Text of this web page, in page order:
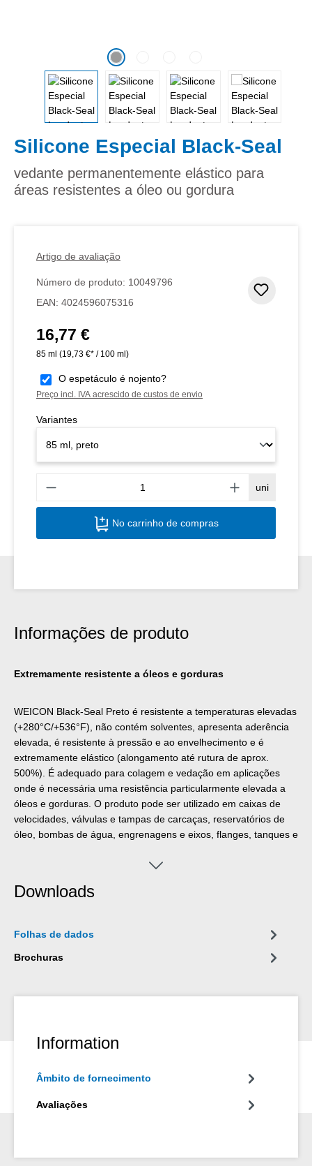
Silicone Especial Black-Seal
vedante permanentemente elástico para
áreas resistentes a óleo ou gordura
Artigo de avaliação
Número de produto: 10049796
EAN: 4024596075316
Preço normal:
16,77 €
85 ml (19,73 €* / 100 ml)
O espetáculo é nojento?
Preço incl. IVA acrescido de custos de envio
Variantes
uni
No carrinho de compras
Informações de produto
Extremamente resistente a óleos e gorduras
WEICON Black-Seal Preto é resistente a temperaturas elevadas
(+280°C/+536°F), não contém solventes, apresenta aderência
elevada, é resistente à pressão e ao envelhecimento e é
extremamente elástico (alongamento até rutura de aprox.
500%). É adequado para colagem e vedação em aplicações
onde é necessária uma resistência particularmente elevada a
óleos e gorduras. O produto pode ser utilizado em caixas de
velocidades, válvulas e tampas de carcaças, reservatórios de
óleo, bombas de água, engrenagens e eixos, flanges, tanques e
Downloads
Folhas de dados
Brochuras
Information
Âmbito de fornecimento
Avaliações